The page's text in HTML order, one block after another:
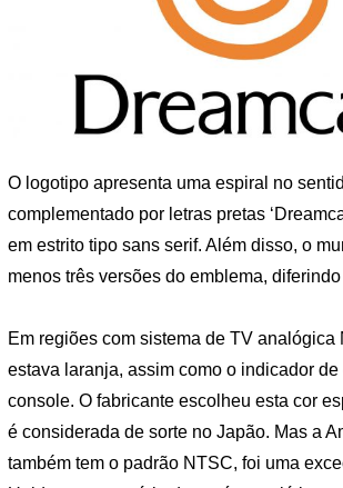
O logotipo apresenta uma espiral no
complementado por letras pretas
em estrito tipo sans serif. Além disso, o
menos três versões do emblema,
Em regiões com sistema de TV analógica
estava laranja, assim como o indicador
console. O fabricante escolheu esta cor
é considerada de sorte no Japão. Mas a
também tem o padrão NTSC, foi uma